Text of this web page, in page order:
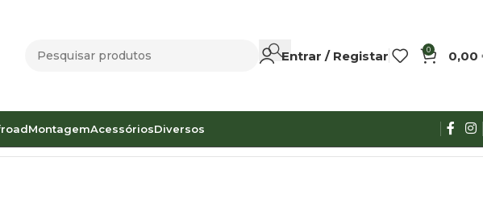
Entrar / Registar 0 0,00
MontagemAcessóriosDiversos
CARRY-BIKE FORD TRANSIT – 2000-2011 (2 BICICLETAS)